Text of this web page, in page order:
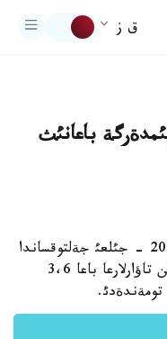
ق ز
باعانئث
استانا. 13 - قاثتار. قازاقپارات - 2011 - جئلعئ جةلتوقساندا
قاراشامةن سالئستئرعاندا ةكسپورتتالاتئن تاؤارلارعا باعا 3،6